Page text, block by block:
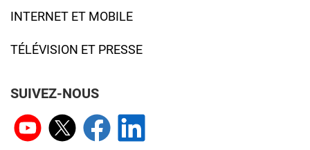
INTERNET ET MOBILE
TÉLÉVISION ET PRESSE
SUIVEZ-NOUS